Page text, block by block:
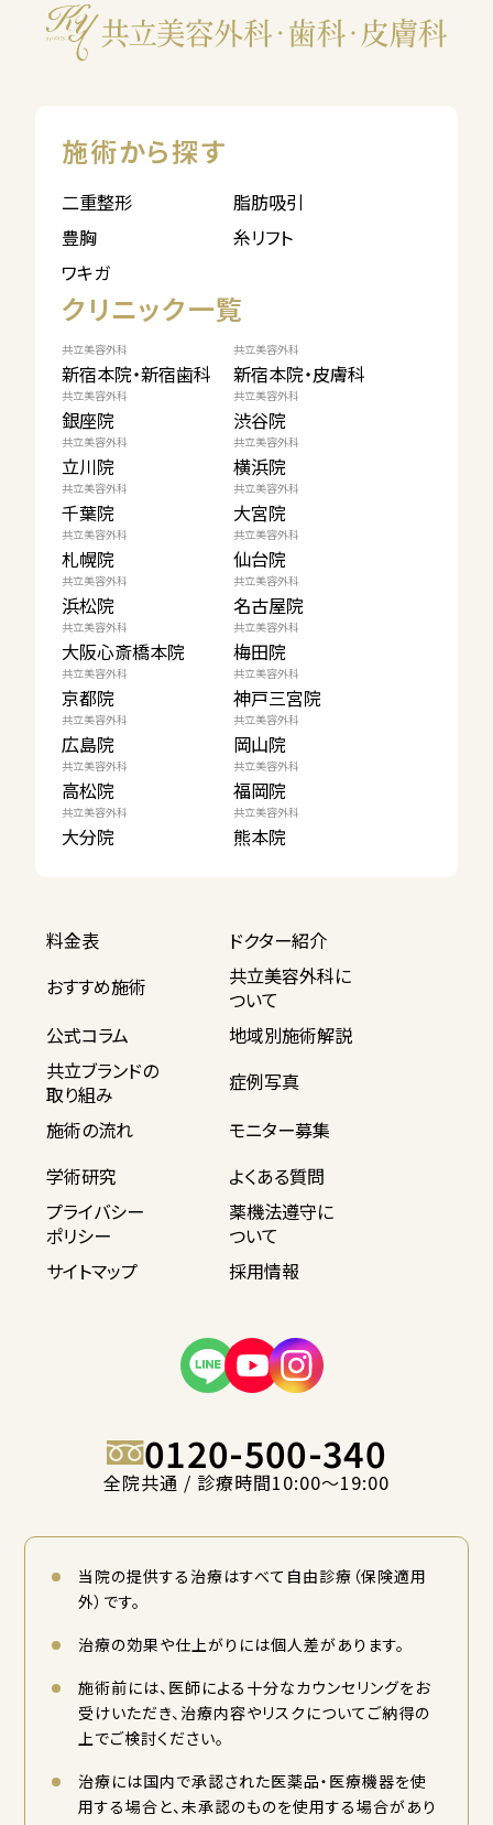
施術から探す
二重整形
脂肪吸引
豊胸
糸リフト
ワキガ
クリニック一覧
共立美容外科
新宿本院・新宿歯科
共立美容外科
新宿本院・皮膚科
共立美容外科
銀座院
共立美容外科
渋谷院
共立美容外科
立川院
共立美容外科
横浜院
共立美容外科
千葉院
共立美容外科
大宮院
共立美容外科
札幌院
共立美容外科
仙台院
共立美容外科
浜松院
共立美容外科
名古屋院
共立美容外科
大阪心斎橋本院
共立美容外科
梅田院
共立美容外科
京都院
共立美容外科
神戸三宮院
共立美容外科
広島院
共立美容外科
岡山院
共立美容外科
高松院
共立美容外科
福岡院
共立美容外科
大分院
共立美容外科
熊本院
料金表
ドクター紹介
おすすめ施術
共立美容外科に
ついて
公式コラム
地域別施術解説
共立ブランドの
取り組み
症例写真
施術の流れ
モニター募集
学術研究
よくある質問
プライバシー
ポリシー
薬機法遵守に
ついて
サイトマップ
採用情報
0120-500-340
全院共通 / 診療時間10:00〜19:00
当院の提供する治療はすべて自由診療（保険適用
外）です。
治療の効果や仕上がりには個人差があります。
施術前には、医師による十分なカウンセリングをお
受けいただき、治療内容やリスクについてご納得の
上でご検討ください。
治療には国内で承認された医薬品・医療機器を使
用する場合と、未承認のものを使用する場合があり